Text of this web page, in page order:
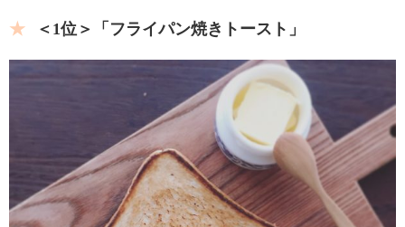
＜1位＞「フライパン焼きトースト」